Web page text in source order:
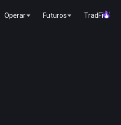
Operar Futuros TradFi